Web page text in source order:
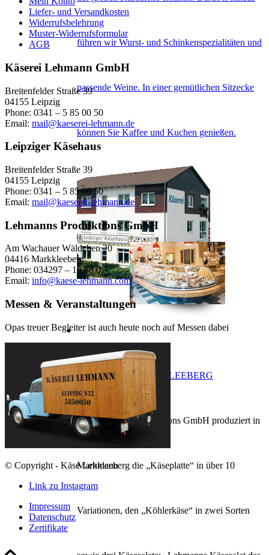
führen wir Wurst- und Schinkenspezialitäten und
passende Weine. In einer gemütlichen Sitzecke
können Sie Kaffee und Kuchen genießen.
PRODUKTION IN MARKKLEEBERG
Die Lehmanns Produktions GmbH produziert in
Markkleeberg die „Käseplatte“ in über 10
Variationen, den „Köhlerkäse“ in zwei Sorten
Liefer- und Versandkosten
Widerrufsbelehrung
Muster-Widerrufsformular
AGB
Käserei Lehmann GmbH
Breitenfelder Straße 39
04155 Leipzig
Phone: 0341 – 5 85 00 50
Email: mail@kaeserei-lehmann.de
Leipziger Käsehaus
Breitenfelder Straße 39
04155 Leipzig
Phone: 0341 – 5 85 00 50
Email: mail@kaeserei-lehmann.de
Lehmanns Produktions GmbH
Am Wachauer Wäldchen 20
04416 Markkleeberg
Phone: 034297 – 16 88 0
Email: info@kaese-lehmann.com
Messen & Veranstaltungen
Opas treuer Begleiter ist auch heute noch auf Messen dabei
© Copyright - Käse Lehmann
Link zu Instagram
Impressum
Datenschutz
Zertifikate